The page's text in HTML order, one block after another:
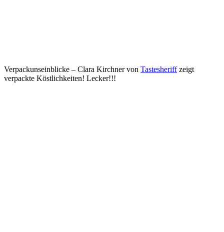
Verpackunseinblicke – Clara Kirchner von Tastesheriffzeigt
verpackte Köstlichkeiten! Lecker!!!